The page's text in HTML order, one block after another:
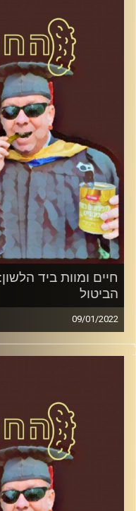
חיים ומוות ביד
הביטול
09/01/2022
המערכת הפוליטית על
דוד ופרופסור גלעד